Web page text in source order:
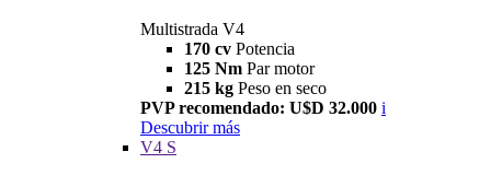
Multistrada V4
170 cv Potencia
125 Nm Par motor
215 kg Peso en seco
PVP recomendado: U$D 32.000 i
Descubrir más
V4 S